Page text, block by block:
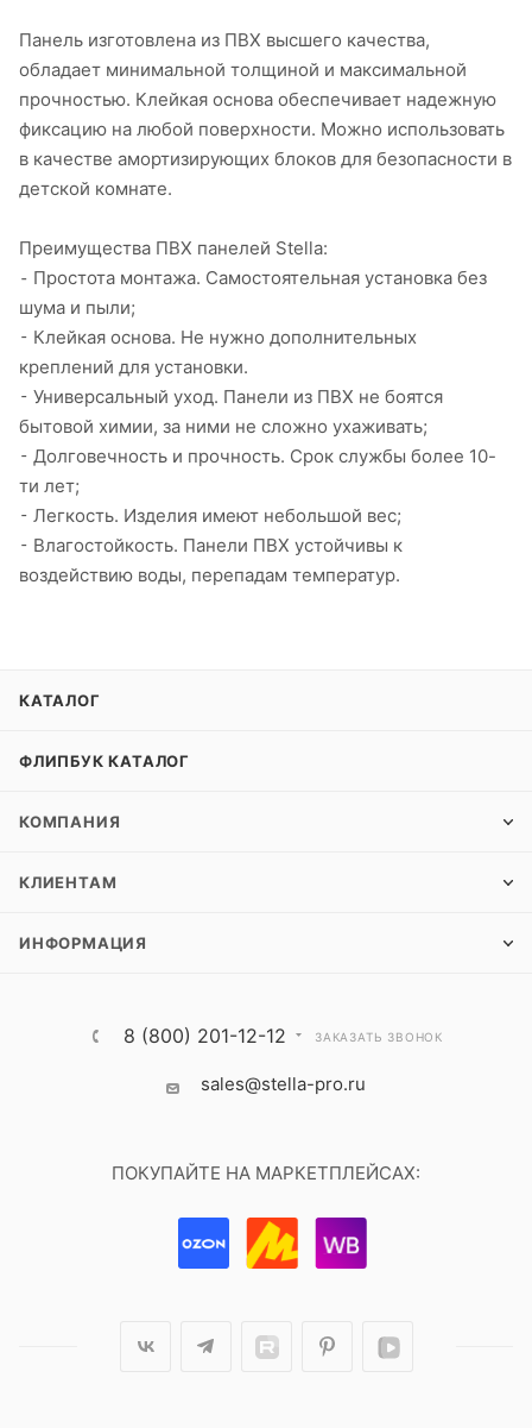
Панель изготовлена из ПВХ высшего качества,
обладает минимальной толщиной и максимальной
прочностью. Клейкая основа обеспечивает надежную
фиксацию на любой поверхности. Можно использовать
в качестве амортизирующих блоков для безопасности в
детской комнате.
Преимущества ПВХ панелей Stella:
⁃ Простота монтажа. Самостоятельная установка без
шума и пыли;
⁃ Клейкая основа. Не нужно дополнительных
креплений для установки.
⁃ Универсальный уход. Панели из ПВХ не боятся
бытовой химии, за ними не сложно ухаживать;
⁃ Долговечность и прочность. Срок службы более 10-
ти лет;
⁃ Легкость. Изделия имеют небольшой вес;
⁃ Влагостойкость. Панели ПВХ устойчивы к
воздействию воды, перепадам температур.
КАТАЛОГ
ФЛИПБУК КАТАЛОГ
КОМПАНИЯ
КЛИЕНТАМ
ИНФОРМАЦИЯ
8 (800) 201-12-12 ЗАКАЗАТЬ ЗВОНОК
sales@stella-pro.ru
ПОКУПАЙТЕ НА МАРКЕТПЛЕЙСАХ: